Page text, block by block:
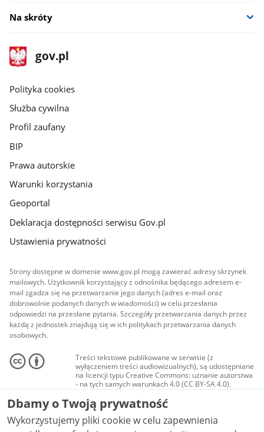
Na skróty
stopka
gov.pl
Strona
gov.pl
gov.pl
Polityka cookies
Służba cywilna
Profil zaufany
BIP
Prawa autorskie
Warunki korzystania
Geoportal
Deklaracja dostępności serwisu Gov.pl
Ustawienia prywatności
Strony dostępne w domenie www.gov.pl mogą zawierać adresy skrzynek
mailowych. Użytkownik korzystający z odnośnika będącego adresem e-
mail zgadza się na przetwarzanie jego danych (adres e-mail oraz
dobrowolnie podanych danych w wiadomości) w celu przesłania
odpowiedzi na przesłane pytania. Szczegóły przetwarzania danych przez
każdą z jednostek znajdują się w ich politykach przetwarzania danych
osobowych.
Treści tekstowe publikowane w serwisie (z
wyłączeniem treści audiowizualnych), są udostępniane
na licencji typu Creative Commons: uznanie autorstwa
- na tych samych warunkach 4.0 (CC BY-SA 4.0).
Materiały audiowizualne, w tym zdjęcia, materiały
audio i wideo, są udostępniane na licencji typu
Creative Commons: uznanie autorstwa użycie
niekomercyjne - bez utworów zależnych 4.0 (CC BY-
NC-ND 4.0), o ile nie jest to stwierdzone inaczej.
Dbamy o Twoją prywatność
Wykorzystujemy pliki cookie w celu zapewnienia